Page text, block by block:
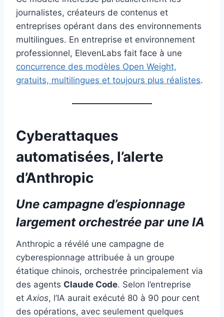
journalistes, créateurs de contenus et
entreprises opérant dans des environnements
multilingues. En entreprise et environnement
professionnel, ElevenLabs fait face à une
concurrence des modèles Open Weight,
gratuits, multilingues et toujours plus réalistes.
Cyberattaques
automatisées, l’alerte
d’Anthropic
Une campagne d’espionnage
largement orchestrée par une IA
Anthropic a révélé une campagne de
cyberespionnage attribuée à un groupe
étatique chinois, orchestrée principalement via
des agents Claude Code. Selon l’entreprise
et Axios, l’IA aurait exécuté 80 à 90 pour cent
des opérations, avec seulement quelques